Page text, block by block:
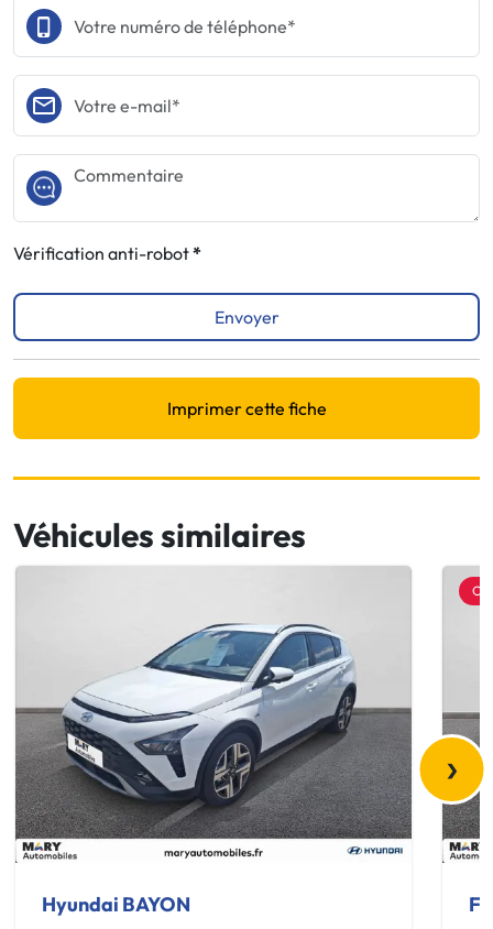
Vérification anti-robot
Envoyer
Imprimer cette fiche
Véhicules similaires
Hyundai BAYON
›